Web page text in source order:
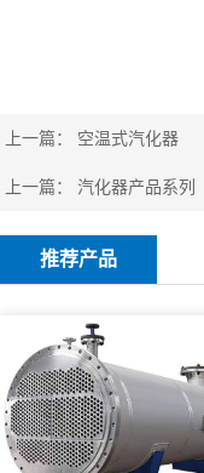
上一篇： 空温式汽化器
上一篇：汽化器产品系列
推荐产品